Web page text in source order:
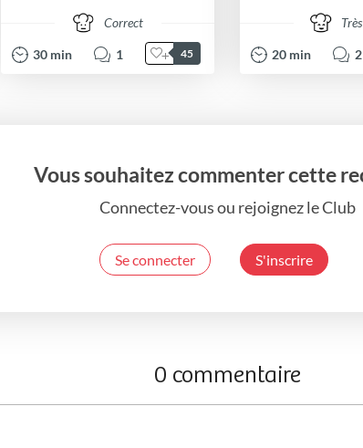
Correct
30 min 1 45 20 min 2
Vous souhaitez commenter cette
Connectez-vous ou rejoignez le Club
Se connecter S'inscrire
0 commentaire